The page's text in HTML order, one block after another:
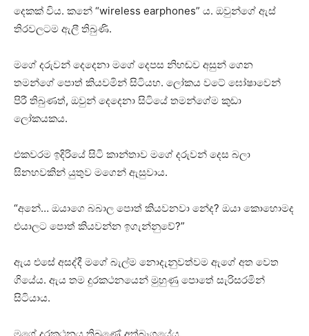
දෙකක් විය. කනේ “wireless earphones” ය. ඔවුන්ගේ ඇස්
තිරවලටම ඇලී තිබුණි.
මගේ දරුවන් දෙදෙනා මගේ දෙපස නිහඬව අසුන් ගෙන
තමන්ගේ පොත් කියවමින් සිටියහ. ලෝකය වටේ ඝෝෂාවෙන්
පිරී තිබුණත්, ඔවුන් දෙදෙනා සිටියේ තමන්ගේම කුඩා
ලෝකයකය.
එකවරම ඉදිරියේ සිටි කාන්තාව මගේ දරුවන් දෙස බලා
සිනහවකින් යුතුව මගෙන් ඇසුවාය.
“අනේ… ඔයාගෙ බබාල පොත් කියවනවා නේද? ඔයා කොහොමද
එයාලට පොත් කියවන්න ඉගැන්නුවේ?”
ඇය එසේ අසද්දී මගේ බැල්ම නොදැනුවත්වම ඇගේ අත වෙත
ගියේය. ඇය තම දුරකථනයෙන් මුහුණු පොතේ සැරිසරමින්
සිටියාය.